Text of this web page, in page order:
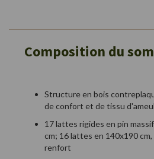
Composition du
Structure en bois
de confort et de tissu
17 lattes rigides en pin
cm; 16 lattes en 140x190
renfort